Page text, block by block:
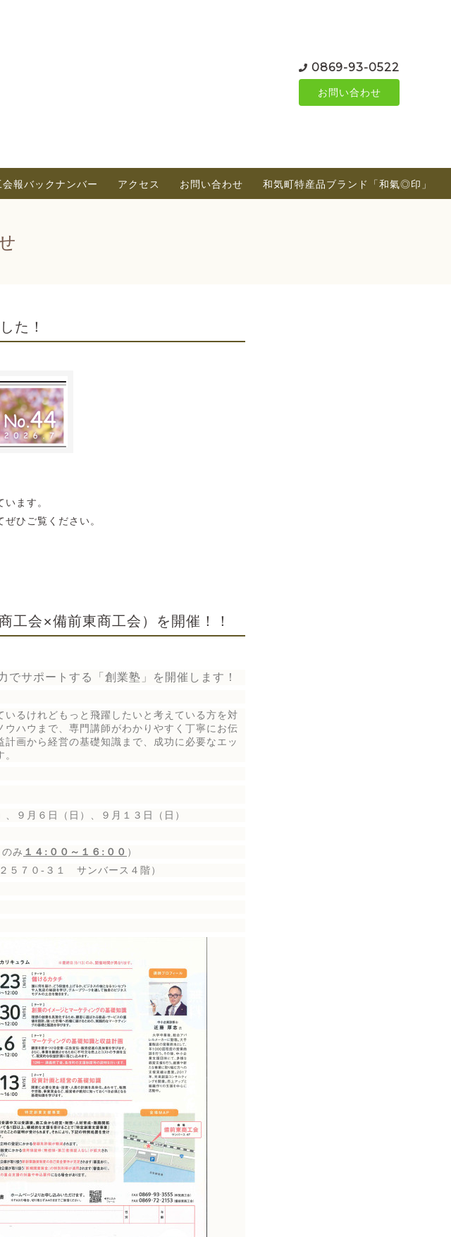
0869-93-0522
お問い合わせ
会報バックナンバー アクセス お問い合わせ 和気町特産品ブランド「和氣◎印」
た！
ます。
ひご覧ください。
工会×備前東商工会）を開催！！
サポートする「創業塾」を開催します！
るけれどもっと飛躍したいと考えている方を対
ハウまで、専門講師がわかりやすく丁寧にお伝
画から経営の基礎知識まで、成功に必要なエッ
９月６日（日）、９月１３日（日）
み １４:００～１６:００ ）
７０‐３１ サンバース４階）